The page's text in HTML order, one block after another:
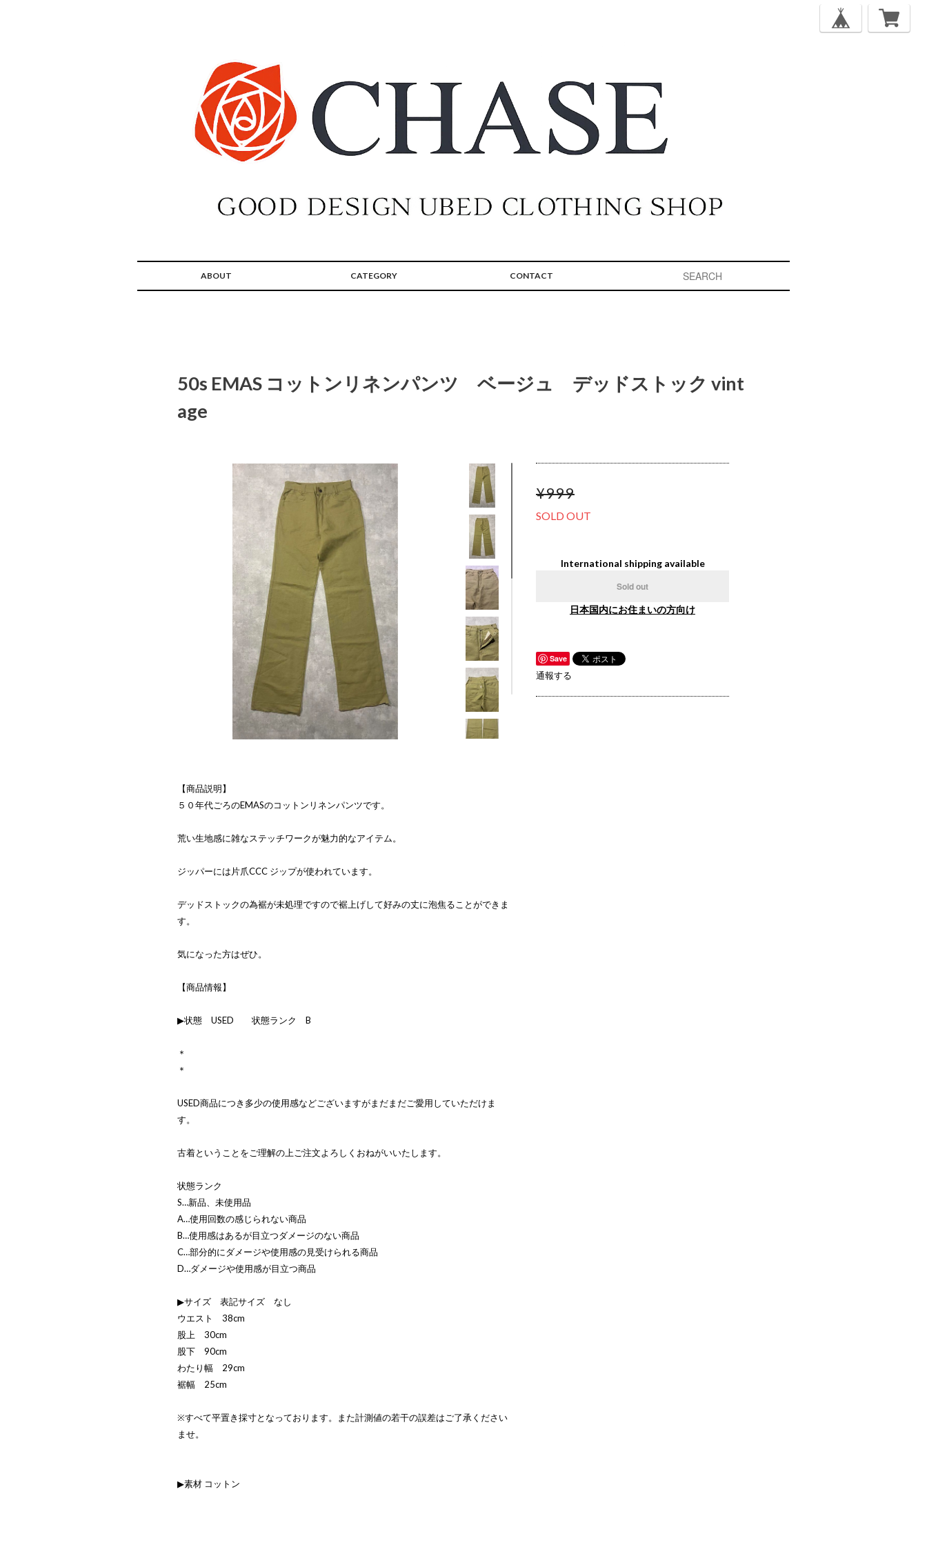
ABOUT CATEGORY CONTACT
50s EMAS コットンリネンパンツ ベージュ デッドストック vint
age
【商品説明】
５０年代ごろのEMASのコットンリネンパンツです。
荒い生地感に雑なステッチワークが魅力的なアイテム。
ジッパーには片爪CCC ジップが使われています。
デッドストックの為裾が未処理ですので裾上げして好みの丈に泡焦ることができま
す。
気になった方はぜひ。
【商品情報】
▶状態 USED 状態ランク B
＊
＊
USED商品につき多少の使用感などございますがまだまだご愛用していただけま
す。
古着ということをご理解の上ご注文よろしくおねがいいたします。
状態ランク
S…新品、未使用品
A…使用回数の感じられない商品
B…使用感はあるが目立つダメージのない商品
C…部分的にダメージや使用感の見受けられる商品
D…ダメージや使用感が目立つ商品
▶サイズ 表記サイズ なし
ウエスト 38cm
股上 30cm
股下 90cm
わたり幅 29cm
裾幅 25cm
※すべて平置き採寸となっております。また計測値の若干の誤差はご了承ください
ませ。
▶素材 コットン
¥999
SOLD OUT
International shipping available
Sold out
日本国内にお住まいの方向け
Save
通報する